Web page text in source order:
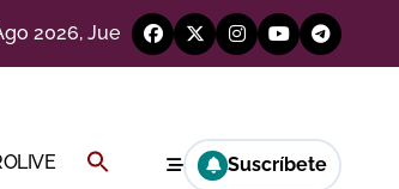
2026, Jue
Buscar: Suscríbete